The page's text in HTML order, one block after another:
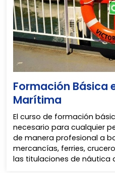
Formación Básica
Marítima
El curso de formación
necesario para cualquier
de manera profesional a
mercancías, ferries,
las titulaciones de náutica